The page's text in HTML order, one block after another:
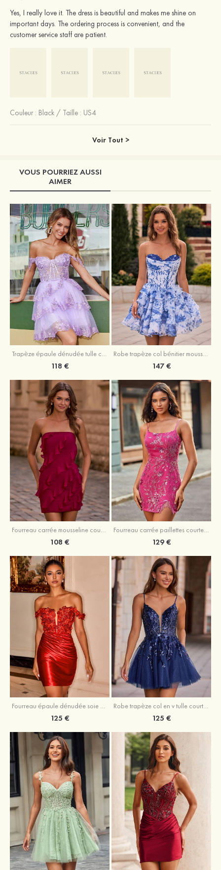
Yes, I really love it. The dress is beautiful and makes me shine on
important days. The ordering process is convenient, and the
customer service staff are patient.
Couleur : Black / Taille : US4
Voir Tout >
VOUS POURRIEZ AUSSI
AIMER
Trapèze épaule dénudée tulle courte/mini robe de fête de la rentrée avec paillettes
118 €
Robe trapèze col bénitier mousseline courte/mini robe de fête de la rentrée avec appliqué
147 €
Fourreau carrée mousseline courte/mini robe de fête de la rentré avec volants
108 €
Fourreau carrée paillettes courte/mini robe de fête de la rentrée
129 €
Fourreau épaule dénudée soie comme du satin courte/mini robe de fête de la rentrée
125 €
Robe trapèze col en v tulle courte/mini robe de fête de la rentrée avec poches paillettes
125 €